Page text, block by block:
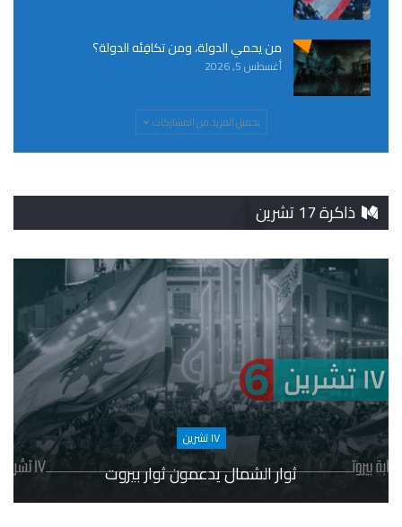
من يحمي الدولة، ومن تكافِئه الدولة؟
أغسطس 5, 2026
تحميل المزيد من المشاركات
ذاكرة 17 تشرين
١٧ تشرين
ثوار الشمال يدعمون ثوار بيروت